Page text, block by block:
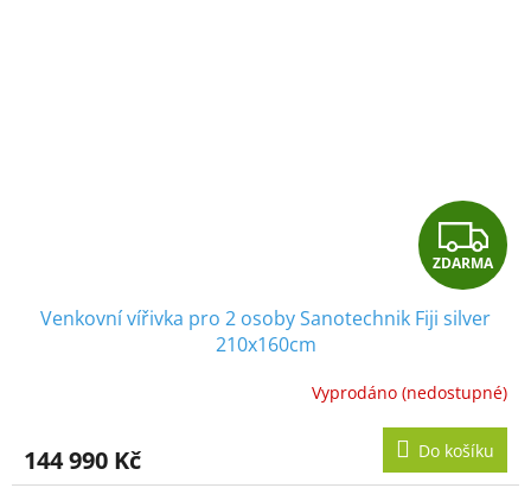
Z
D
R
M
ZDARMA
Venkovní vířivka pro 2 osoby Sanotechnik Fiji silver
210x160cm
Vyprodáno (nedostupné)
144 990 Kč Do košíku